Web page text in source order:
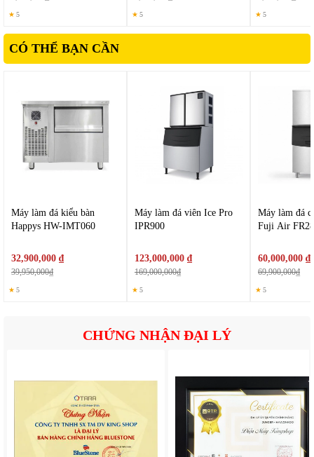
bị với 2 lưỡi xay giúp xay được lượng đá đáp ứng được cho gia
giúp xay đá nhanh chóng 120kg/ giờ, tiết kiệm thời gian và điện
năng hiệu quả. Máy có thể xay được hầu hết các loại đá lạnh như
đá bi, đá viên trong tủ lạnh, đá uống bia… hoạt động tạo ra tiếng
ồn thấp, ít ảnh hưởng đến người sử dụng.
★ 5 ★ 5 ★ 5
CÓ THỂ BẠN CẦN
Máy làm đá kiểu bàn
Happys HW-IMT060
32,900,000 ₫
39,950,000₫
★ 5
Máy làm đá viên Ice Pro
IPR900
123,000,000 ₫
169,000,000₫
★ 5
Máy làm đá
Fuji Air
60,000,000 ₫
69,900,000₫
★ 5
CHỨNG NHẬN ĐẠI LÝ